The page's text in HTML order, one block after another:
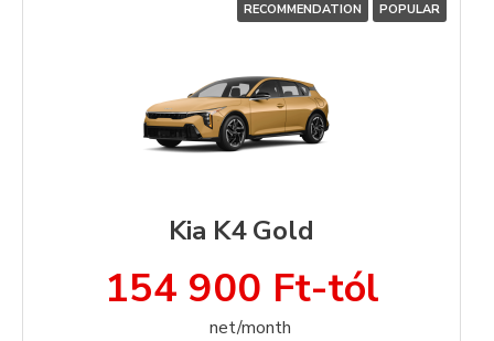
RECOMMENDATION POPULAR
Kia K4 Gold
154 900 Ft-tól
net/month